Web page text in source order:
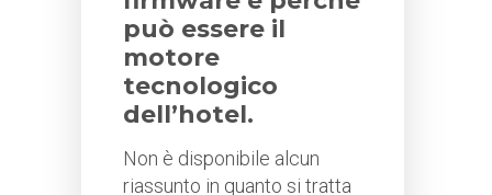
può essere il
motore
tecnologico
dell’hotel.
Non è disponibile alcun
riassunto in quanto si tratta